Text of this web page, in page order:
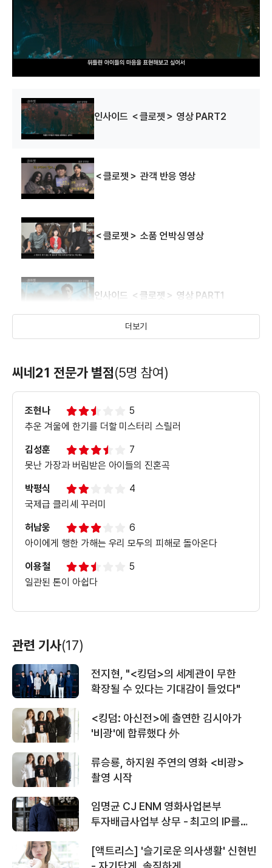
인사이드 ＜클로젯＞ 영상 PART2
＜클로젯＞ 관객 반응 영상
＜클로젯＞ 소품 언박싱 영상
인사이드 ＜클로젯＞ 영상 PART1
궁금한 ＜클로젯＞ 속 이야기
＜클로젯＞ 제작기 영상
더보기
씨네21 전문가 별점(5명 참여)
조현나
5
추운 겨울에 한기를 더할 미스터리 스릴러
김성훈
7
못난 가장과 버림받은 아이들의 진혼곡
박평식
4
국제급 클리셰 꾸러미
허남웅
6
아이에게 행한 가해는 우리 모두의 피해로 돌아온다
이용철
5
일관된 톤이 아쉽다
관련 기사(17)
전지현, "<킹덤>의 세계관이 무한
확장될 수 있다는 기대감이 들었다"
<킹덤: 아신전>에 출연한 김시아가
'비광'에 합류했다 外
류승룡, 하지원 주연의 영화 <비광>
촬영 시작
임명균 CJ ENM 영화사업본부
투자배급사업부 상무 - 최고의 IP를
[액트리스] '슬기로운 의사생활' 신현빈